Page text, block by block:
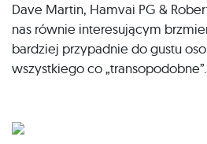
Dave Martin, Hamvai PG &
nas równie interesującym
bardziej przypadnie do gustu
wszystkiego co „transopodobne”.